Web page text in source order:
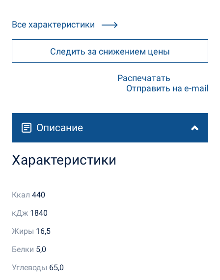
Все характеристики
Следить за снижением цены
Распечатать
Отправить на e-mail
Описание
Характеристики
Ккал 440
кДж 1840
Жиры 16,5
Белки 5,0
Углеводы 65,0